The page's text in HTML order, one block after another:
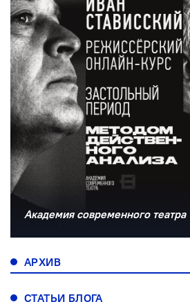
Академия современного театра
АРХИВ
СТАТЬИ БЛОГА